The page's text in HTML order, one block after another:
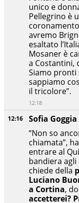
12:16
Sofia
“Non so
chiamata”,
entrare al
bandiera
chiede della
Luciano
a Cortina,
accetterei?
unico e
Pellegrino è
avremo
esaltato
Mosaner è
a Costantini,
Siamo pronti
sappiamo
il tricolore”.
12:18